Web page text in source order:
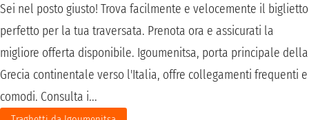
Sei nel posto giusto! Trova facilmente e velocemente il biglietto
perfetto per la tua traversata. Prenota ora e assicurati la
migliore offerta disponibile. Igoumenitsa, porta principale della
Grecia continentale verso l'Italia, offre collegamenti frequenti e
comodi. Consulta i...